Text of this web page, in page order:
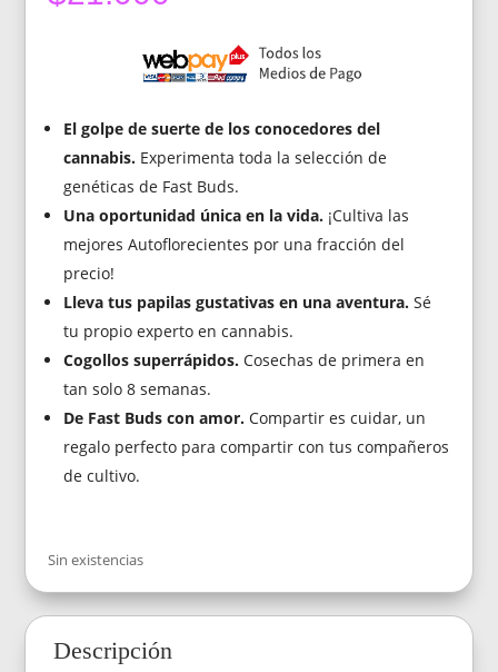
El golpe de suerte de los conocedores del
cannabis. Experimenta toda la selección de
genéticas de Fast Buds.
Una oportunidad única en la vida. ¡Cultiva las
mejores Autoflorecientes por una fracción del
precio!
Lleva tus papilas gustativas en una aventura. Sé
tu propio experto en cannabis.
Cogollos superrápidos.Cosechas de primera en
tan solo 8 semanas.
De Fast Buds con amor. Compartir es cuidar, un
regalo perfecto para compartir con tus compañeros
de cultivo.
Sin existencias
Descripción